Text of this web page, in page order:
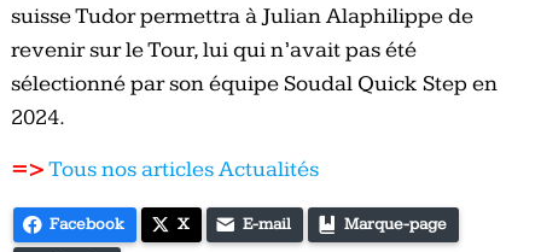
suisse Tudor permettra à Julian Alaphilippe de
revenir sur le Tour, lui qui n’avait pas été
sélectionné par son équipe Soudal Quick Step en
2024.
=>Tous nos articles Actualités
Facebook X E-mail Marque-page